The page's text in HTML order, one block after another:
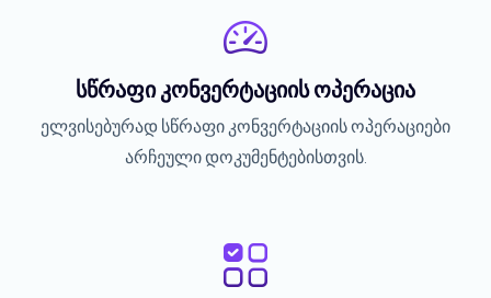
სწრაფი კონვერტაციის ოპერაცია
ელვისებურად სწრაფი კონვერტაციის ოპერაციები
არჩეული დოკუმენტებისთვის.